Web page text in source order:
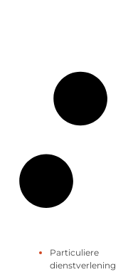
Particuliere
dienstverlening